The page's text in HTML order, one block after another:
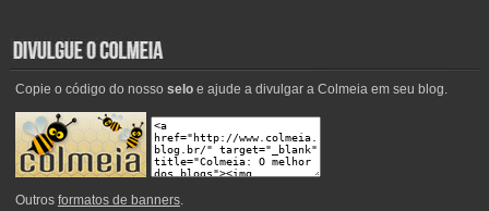
Copie o código do nosso seloe ajude a divulgar a Colmeia em seu blog.
Outros formatos de banners.